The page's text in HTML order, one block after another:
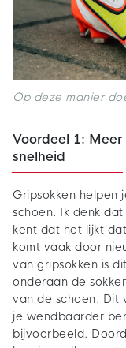
Op deze manier
Voordeel 1:
snelheid
Gripsokken helpen
schoen. Ik denk
kent dat het lijkt
komt vaak door
van gripsokken is
onderaan de
van de schoen. Dit
je wendbaarder
bijvoorbeeld.